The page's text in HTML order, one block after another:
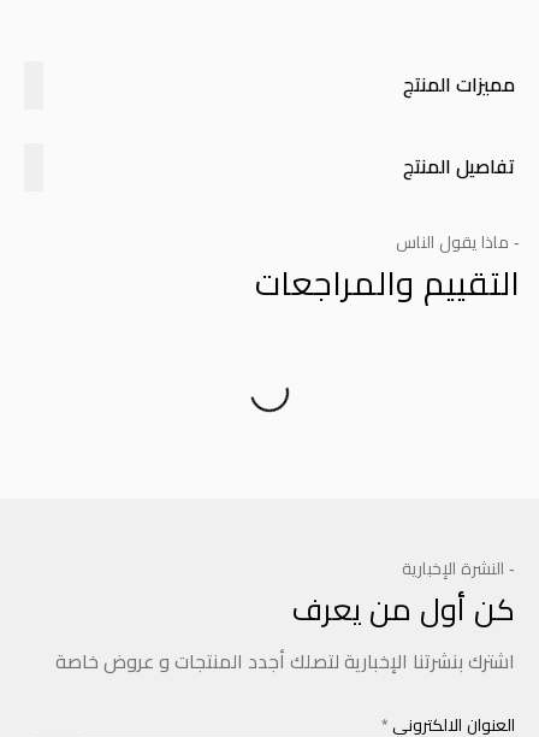
مميزات المنتج
تفاصيل المنتج
- ماذا يقول الناس
التقييم والمراجعات
- النشرة الإخبارية
كن أول من يعرف
اشترك بنشرتنا الإخبارية لتصلك أجدد المنتجات و عروض خاصة
العنوان الالكتروني *